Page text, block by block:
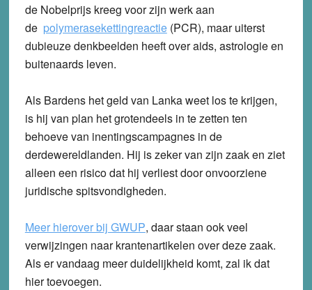
de Nobelprijs kreeg voor zijn werk aan
de polymerasekettingreactie(PCR), maar uiterst
dubieuze denkbeelden heeft over aids, astrologie en
buitenaards leven.
Als Bardens het geld van Lanka weet los te krijgen,
is hij van plan het grotendeels in te zetten ten
behoeve van inentingscampagnes in de
derdewereldlanden. Hij is zeker van zijn zaak en ziet
alleen een risico dat hij verliest door onvoorziene
juridische spitsvondigheden.
Meer hierover bij GWUP, daar staan ook veel
verwijzingen naar krantenartikelen over deze zaak.
Als er vandaag meer duidelijkheid komt, zal ik dat
hier toevoegen.